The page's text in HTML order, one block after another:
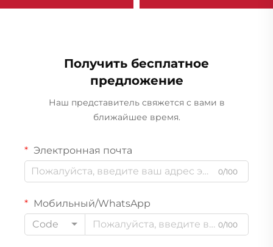
Получить бесплатное
предложение
Наш представитель свяжется с вами в
ближайшее время.
Электронная почта
0/100
Мобильный/WhatsApp
Code
0/100